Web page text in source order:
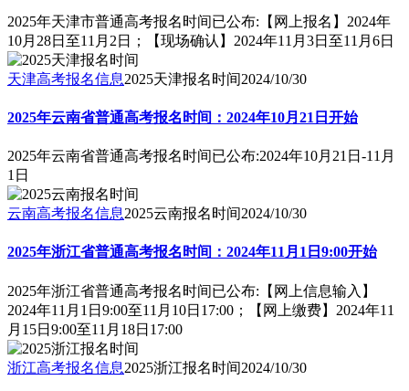
2025年天津市普通高考报名时间已公布:【网上报名】2024年
10月28日至11月2日；【现场确认】2024年11月3日至11月6日
天津高考报名信息2025天津报名时间2024/10/30
2025年云南省普通高考报名时间：2024年10月21日开始
2025年云南省普通高考报名时间已公布:2024年10月21日-11月
1日
云南高考报名信息2025云南报名时间2024/10/30
2025年浙江省普通高考报名时间：2024年11月1日9:00开始
2025年浙江省普通高考报名时间已公布:【网上信息输入】
2024年11月1日9:00至11月10日17:00；【网上缴费】2024年11
月15日9:00至11月18日17:00
浙江高考报名信息2025浙江报名时间2024/10/30